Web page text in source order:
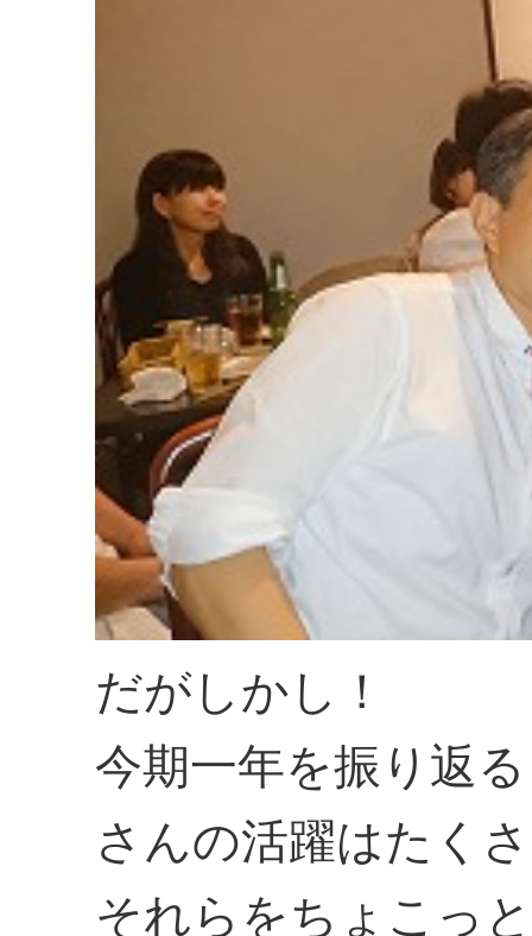
だがしかし！
今期一年を振り返
さんの活躍はたく
それらをちょこっ